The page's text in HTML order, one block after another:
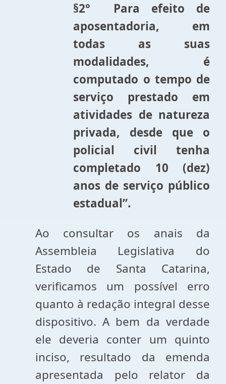
§2° Para efeito de
aposentadoria, em
todas as suas
modalidades, é
computado o tempo de
serviço prestado em
atividades de natureza
privada, desde que o
policial civil tenha
completado 10 (dez)
anos de serviço público
estadual”.
Ao consultar os anais da
Assembleia Legislativa do
Estado de Santa Catarina,
verificamos um possível erro
quanto à redação integral desse
dispositivo. A bem da verdade
ele deveria conter um quinto
inciso, resultado da emenda
apresentada pelo relator da